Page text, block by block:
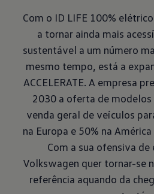
Com o ID LIFE 100%
a tornar ainda mais
sustentável a um número
mesmo tempo, está a
ACCELERATE. A empresa
2030 a oferta de
venda geral de veículos
na Europa e 50% na
Com a sua ofensiva
Volkswagen quer tornar-se
referência aquando da